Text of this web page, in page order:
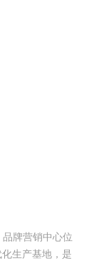
牌营销中心位
生产基地，是